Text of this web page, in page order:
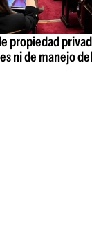
propiedad
ni de manejo